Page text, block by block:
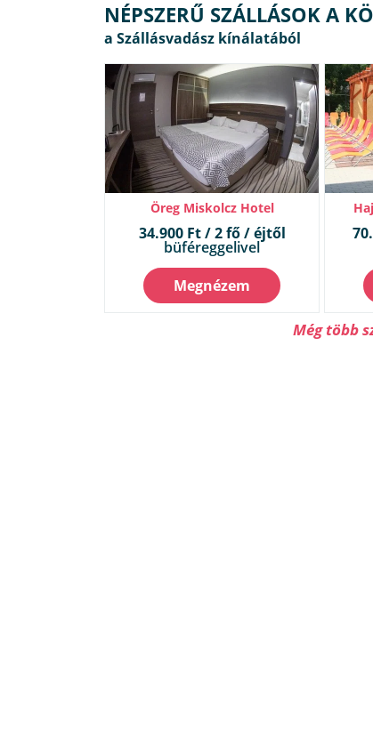
NÉPSZERŰ SZÁLLÁSOK A
Öreg Miskolcz Hotel
34.900 Ft / 2 fő / éjtől
büféreggelivel
Megnézem
Még több